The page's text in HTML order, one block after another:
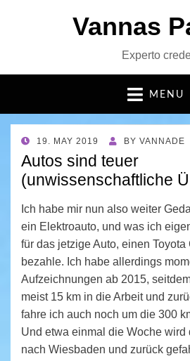
Vannas
Experto
MENU
POSTED
ON
19. MAY 2019 BY VANNADE
Autos sind teuer
(unwissenschaftliche
Ich habe mir nun also weiter
ein Elektroauto, und was ich
für das jetzige Auto, einen
bezahle. Ich habe allerdings
Aufzeichnungen ab 2015,
meist 15 km in die Arbeit und
fahre ich auch noch um die 300
Und etwa einmal die Woche wird
nach Wiesbaden und zurück